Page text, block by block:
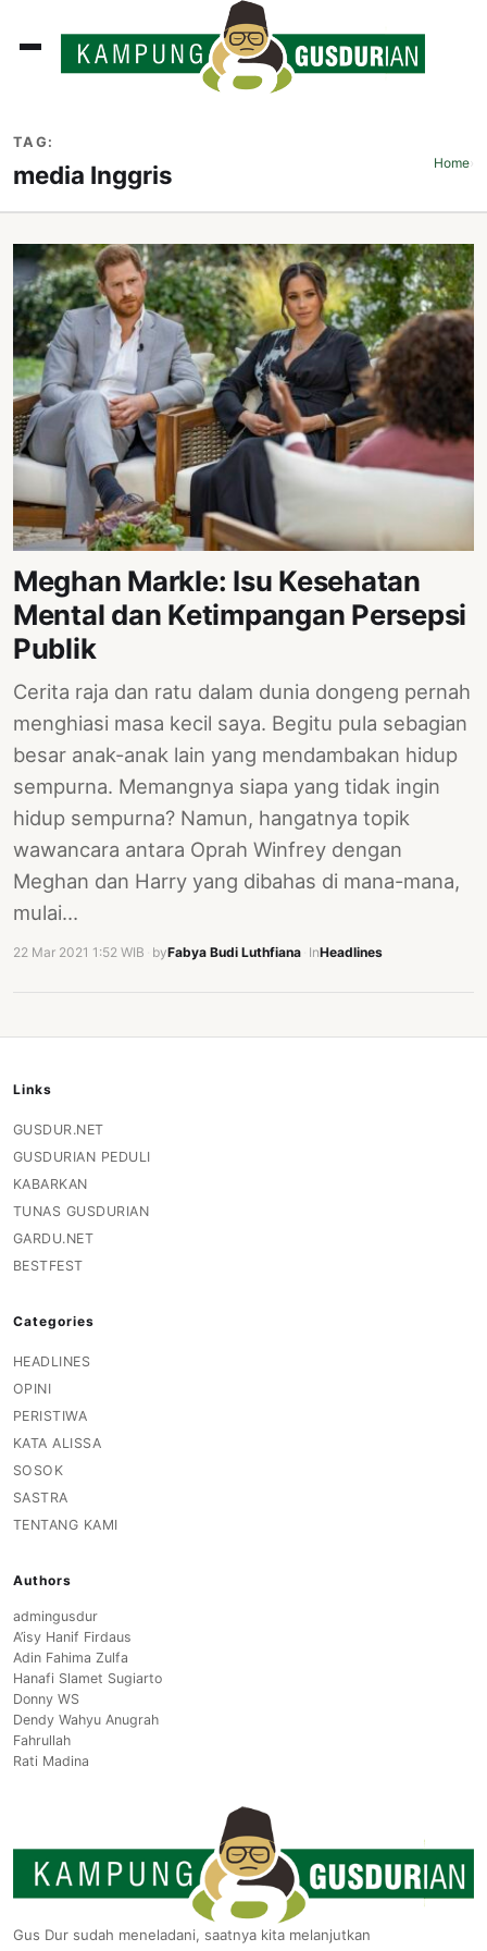
TAG:
media Inggris Home›
Meghan Markle: Isu Kesehatan
Mental dan Ketimpangan Persepsi
Publik
Cerita raja dan ratu dalam dunia dongeng pernah
menghiasi masa kecil saya. Begitu pula sebagian
besar anak-anak lain yang mendambakan hidup
sempurna. Memangnya siapa yang tidak ingin
hidup sempurna? Namun, hangatnya topik
wawancara antara Oprah Winfrey dengan
Meghan dan Harry yang dibahas di mana-mana,
mulai…
22 Mar 2021 1:52 WIB byFabya Budi Luthfiana InHeadlines
Links
GUSDUR.NET
GUSDURIAN PEDULI
KABARKAN
TUNAS GUSDURIAN
GARDU.NET
BESTFEST
Categories
HEADLINES
OPINI
PERISTIWA
KATA ALISSA
SOSOK
SASTRA
TENTANG KAMI
Authors
admingusdur
A’isy Hanif Firdaus
Adin Fahima Zulfa
Hanafi Slamet Sugiarto
Donny WS
Dendy Wahyu Anugrah
Fahrullah
Rati Madina
Gus Dur sudah meneladani, saatnya kita melanjutkan